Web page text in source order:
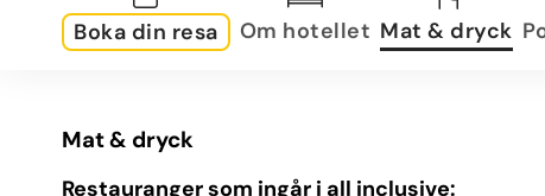
Boka din resa Om hotellet Mat & dryck
Mat & dryck
Restauranger som ingår i all inclusive: